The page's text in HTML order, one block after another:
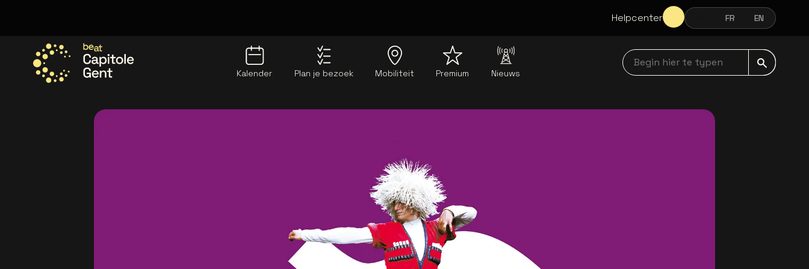
Helpcenter NEDERLANDSFRANÇAIS
FR ENGLISH
EN
Kalender Plan je bezoek Mobiliteit Premium Nieuws
Begin hier te typen navbar